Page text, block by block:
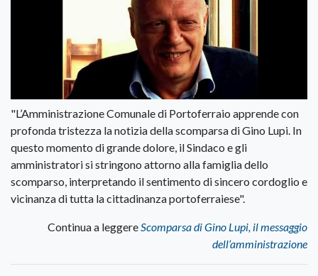
"L’Amministrazione Comunale di Portoferraio apprende con
profonda tristezza la notizia della scomparsa di Gino Lupi. In
questo momento di grande dolore, il Sindaco e gli
amministratori si stringono attorno alla famiglia dello
scomparso, interpretando il sentimento di sincero cordoglio e
vicinanza di tutta la cittadinanza portoferraiese".
Continua a leggere Scomparsa di Gino Lupi, il messaggio
dell’amministrazione